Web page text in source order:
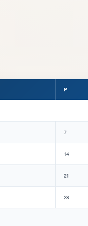
P
7
14
21
28